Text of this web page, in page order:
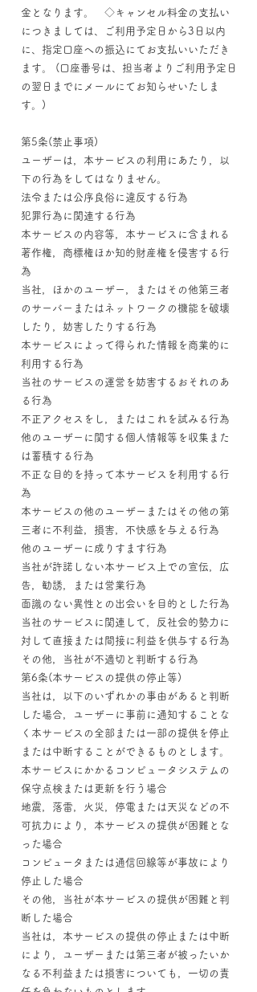
金となります。 ◇キャンセル料金の支払い
につきましては、ご利用予定日から3日以内
に、指定口座への振込にてお支払いいただき
ます。 (口座番号は、担当者よりご利用予定日
の翌日までにメールにてお知らせいたしま
す。)
第5条(禁止事項)
ユーザーは，本サービスの利用にあたり，以
下の行為をしてはなりません。
法令または公序良俗に違反する行為
犯罪行為に関連する行為
本サービスの内容等，本サービスに含まれる
著作権，商標権ほか知的財産権を侵害する行
為
当社，ほかのユーザー，またはその他第三者
のサーバーまたはネットワークの機能を破壊
したり，妨害したりする行為
本サービスによって得られた情報を商業的に
利用する行為
当社のサービスの運営を妨害するおそれのあ
る行為
不正アクセスをし，またはこれを試みる行為
他のユーザーに関する個人情報等を収集また
は蓄積する行為
不正な目的を持って本サービスを利用する行
為
本サービスの他のユーザーまたはその他の第
三者に不利益，損害，不快感を与える行為
他のユーザーに成りすます行為
当社が許諾しない本サービス上での宣伝，広
告，勧誘，または営業行為
面識のない異性との出会いを目的とした行為
当社のサービスに関連して，反社会的勢力に
対して直接または間接に利益を供与する行為
その他，当社が不適切と判断する行為
第6条(本サービスの提供の停止等)
当社は，以下のいずれかの事由があると判断
した場合，ユーザーに事前に通知することな
く本サービスの全部または一部の提供を停止
または中断することができるものとします。
本サービスにかかるコンピュータシステムの
保守点検または更新を行う場合
地震，落雷，火災，停電または天災などの不
可抗力により，本サービスの提供が困難とな
った場合
コンピュータまたは通信回線等が事故により
停止した場合
その他，当社が本サービスの提供が困難と判
断した場合
当社は，本サービスの提供の停止または中断
により，ユーザーまたは第三者が被ったいか
なる不利益または損害についても，一切の責